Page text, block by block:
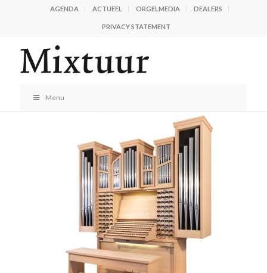
AGENDA ACTUEEL ORGELMEDIA DEALERS
PRIVACY STATEMENT
Menu